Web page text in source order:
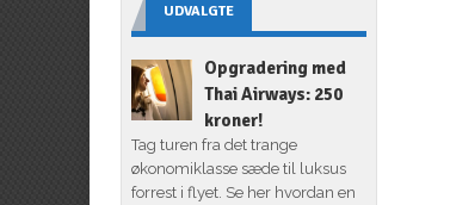
UDVALGTE
Opgradering med
Thai Airways: 250
kroner!
Tag turen fra det trange
økonomiklasse sæde til luksus
forrest i flyet. Se her hvordan en